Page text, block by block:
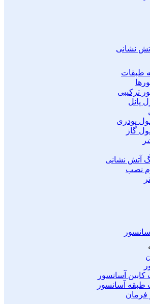
آتش نشانی
طبقات
ترکیبی
پانل
پودری
گاز
آتش نشانی
نصب
آسانسور
آسانسور
طبقه آسانسور
فرمان